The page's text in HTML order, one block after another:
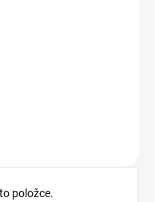
položce.